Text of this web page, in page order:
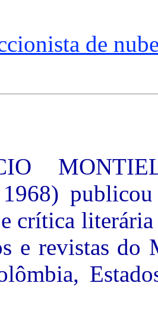
de
crítica
e revistas do